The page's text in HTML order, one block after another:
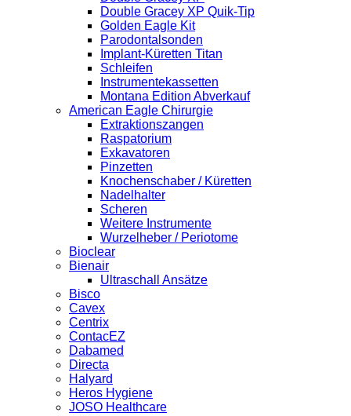
Double Gracey XP Quik-Tip
Golden Eagle Kit
Parodontalsonden
Implant-Küretten Titan
Schleifen
Instrumentekassetten
Montana Edition Abverkauf
American Eagle Chirurgie
Extraktionszangen
Raspatorium
Exkavatoren
Pinzetten
Knochenschaber / Küretten
Nadelhalter
Scheren
Weitere Instrumente
Wurzelheber / Periotome
Bioclear
Bienair
Ultraschall Ansätze
Bisco
Cavex
Centrix
ContacEZ
Dabamed
Directa
Halyard
Heros Hygiene
JOSO Healthcare